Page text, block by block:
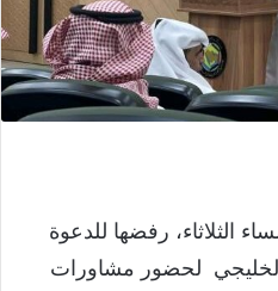
الثلاثاء، رفضها للدعوة
لحضور مشاورات